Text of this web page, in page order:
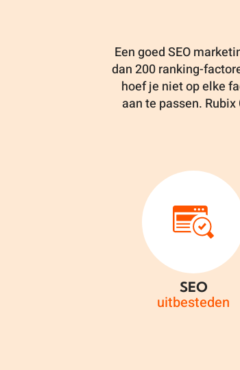
Een goed SEO
dan 200 ranking-
hoef je niet op elke
aan te passen.
SEO
uitbesteden